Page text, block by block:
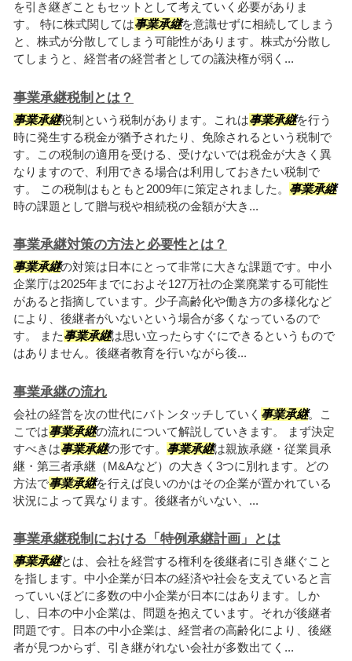
を引き継ぎこともセットとして考えていく必要がありま
す。 特に株式関しては事業承継を意識せずに相続してしまう
と、株式が分散してしまう可能性があります。株式が分散し
てしまうと、経営者の経営者としての議決権が弱く...
事業承継税制とは？
事業承継税制という税制があります。これは事業承継を行う
時に発生する税金が猶予されたり、免除されるという税制で
す。この税制の適用を受ける、受けないでは税金が大きく異
なりますので、利用できる場合は利用しておきたい税制で
す。 この税制はもともと2009年に策定されました。 事業承継
時の課題として贈与税や相続税の金額が大き...
事業承継対策の方法と必要性とは？
事業承継の対策は日本にとって非常に大きな課題です。中小
企業庁は2025年までにおよそ127万社の企業廃業する可能性
があると指摘しています。少子高齢化や働き方の多様化など
により、後継者がいないという場合が多くなっているので
す。 また事業承継は思い立ったらすぐにできるというもので
はありません。後継者教育を行いながら後...
事業承継の流れ
会社の経営を次の世代にバトンタッチしていく 事業承継。こ
こでは事業承継の流れについて解説していきます。 まず決定
すべきは事業承継の形です。 事業承継は親族承継・従業員承
継・第三者承継（M&Aなど）の大きく3つに別れます。どの
方法で事業承継を行えば良いのかはその企業が置かれている
状況によって異なります。後継者がいない、...
事業承継税制における「特例承継計画」とは
事業承継とは、会社を経営する権利を後継者に引き継ぐこと
を指します。中小企業が日本の経済や社会を支えていると言
っていいほどに多数の中小企業が日本にはあります。しか
し、日本の中小企業は、問題を抱えています。それが後継者
問題です。日本の中小企業は、経営者の高齢化により、後継
者が見つからず、引き継がれない会社が多数出てく...